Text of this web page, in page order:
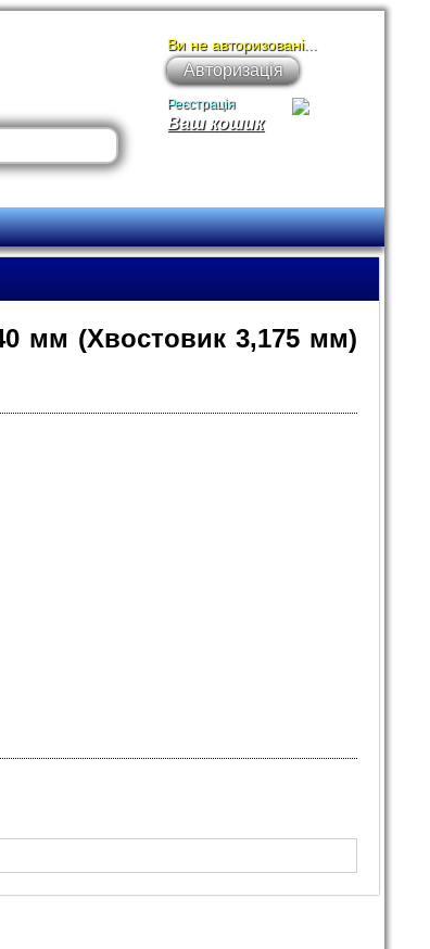
Ваш кошик
Ви не авторизовані...
Авторизація
Реєстрація
мм (Хвостовик 3,175 мм)